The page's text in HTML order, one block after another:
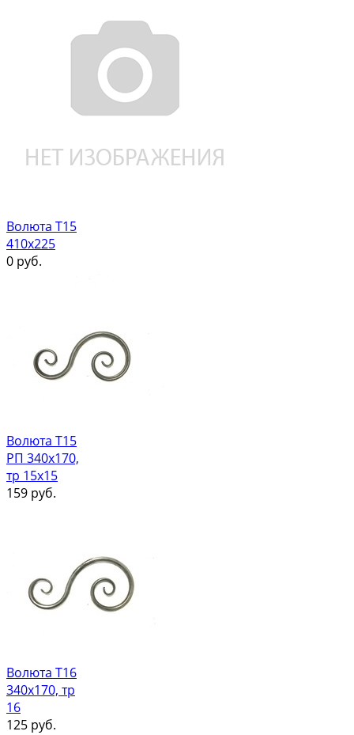
Волюта Т15
410х225
0 руб.
Волюта Т15
РП 340х170,
тр 15х15
159 руб.
Волюта Т16
340х170, тр
16
125 руб.